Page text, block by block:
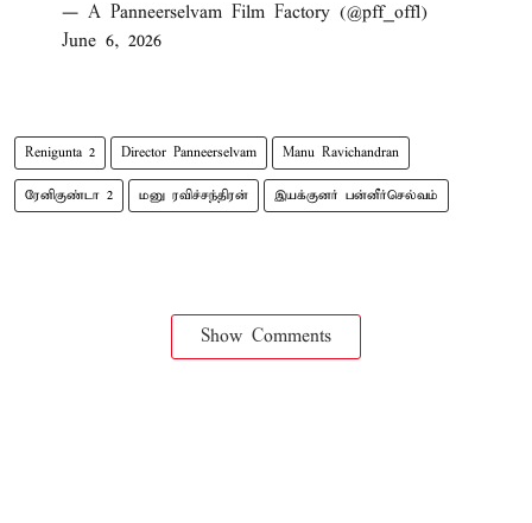
— A Panneerselvam Film Factory (@pff_offl)
June 6, 2026
Renigunta 2 Director Panneerselvam Manu Ravichandran
ரேனிகுண்டா 2 மனு ரவிச்சந்திரன் இயக்குனர் பன்னீர்செல்வம்
Show Comments